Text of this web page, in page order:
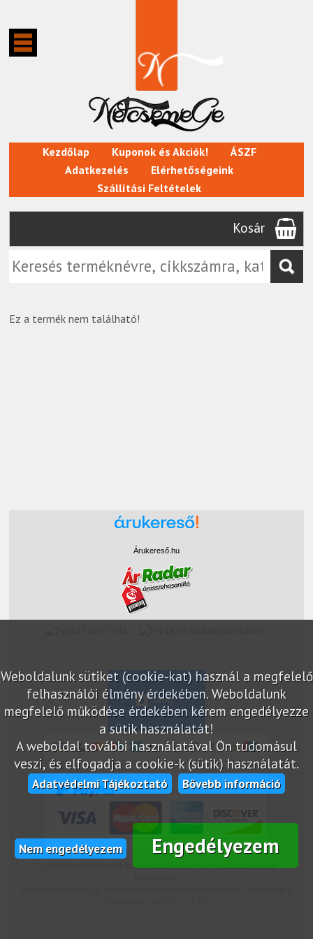
Kezdőlap Kuponok és Akciók!
ÁSZF
Adatkezelés
Elérhetőségeink
Szállítási Feltételek
Kosár
Ez a termék nem található!
Weboldalunk sütiket (cookie-kat) használ a megfelelő
felhasználói élmény érdekében. Weboldalunk
megfelelő működése érdekében kérem engedélyezze
a sütik használatát!
A weboldal további használatával Ön tudomásul
veszi, és elfogadja a cookie-k (sütik) használatát.
Adatvédelmi Tájékoztató Bővebb információ
Nem engedélyezem Engedélyezem
Árukereső.hu
Az oldalon feltüntetek árak bruttó árak. Az árváltoztatás jogát